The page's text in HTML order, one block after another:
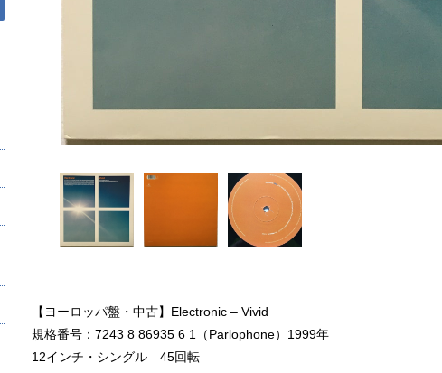
【ヨーロッパ盤・中古】Electronic – Vivid
規格番号：7243 8 86935 6 1（Parlophone）1999年
12インチ・シングル 45回転